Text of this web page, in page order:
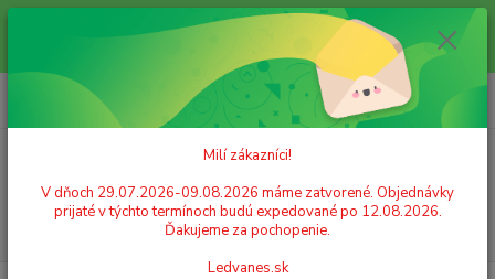
Milí zákazníci! V dňoch 29.07.2026-09.08.2026 máme zatvorené.
Objednávky prijaté v týchto termínoch budú expedované po 12.08.2026.
Ďakujeme za pochopenie. Ledvanes.sk
+421 908 755 958
Po. - Pia. od 9:00 hod. - 16:00 hod.
za0,00 EUR
Milí zákazníci!
V dňoch 29.07.2026-09.08.2026 máme zatvorené. Objednávky
prijaté v týchto termínoch budú expedované po 12.08.2026.
Ďakujeme za pochopenie.
Ledvanes.sk